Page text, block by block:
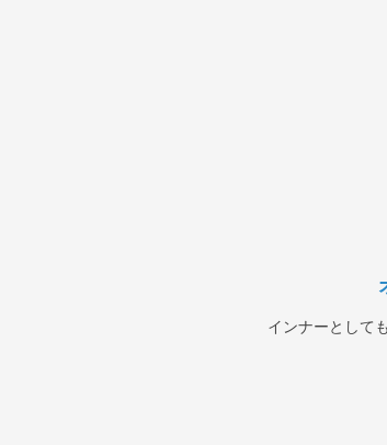
インナーとして